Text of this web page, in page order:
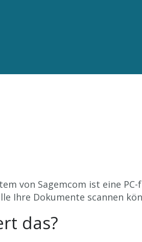
von Sagemcom ist eine PC-
Ihre Dokumente scannen
das?